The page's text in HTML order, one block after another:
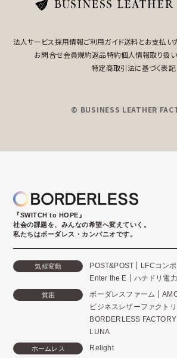
法人サービス採用情報ご利用ガイド送料とお支払い
お問合せ会員規約返品特約個人情報取り扱
特定商取引法に基づく表記
© BUSINESS LEATHER
『SWITCH to HOPE』
社会の課題を、みんなの希望へ変えていく。
私たちはボーダレス・カンパニオです。
気候変動 POST&POST LFCコン
Enter the E
ハチドリ電力
貧困 ボーダレスファーム
ビジネスレザーファクト
BORDERLESS FACTORY
LUNA
ホームレス Relight